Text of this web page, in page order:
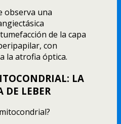
observa una
de la capa
con
la atrofia óptica.
LA
DE LEBER